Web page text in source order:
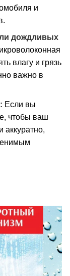
и
дождливых
влагу и грязь
важно в
Если вы
чтобы ваш
аккуратно,